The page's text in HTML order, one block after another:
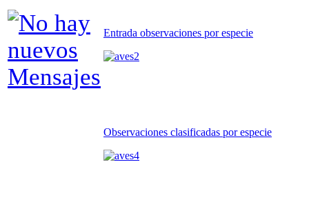
Entrada observaciones por especie
Observaciones clasificadas por especie